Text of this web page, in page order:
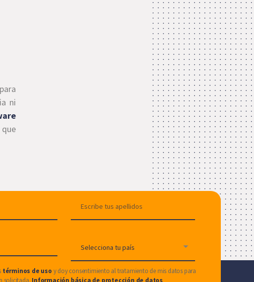
ni
términos de uso y doy consentimiento al tratamiento de mis datos para